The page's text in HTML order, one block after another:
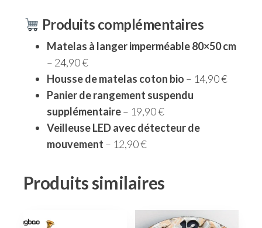
Produits complémentaires
Matelas à langer imperméable 80×50 cm
– 24,90 €
Housse de matelas coton bio – 14,90 €
Panier de rangement suspendu
supplémentaire– 19,90 €
Veilleuse LED avec détecteur de
mouvement – 12,90 €
Produits similaires